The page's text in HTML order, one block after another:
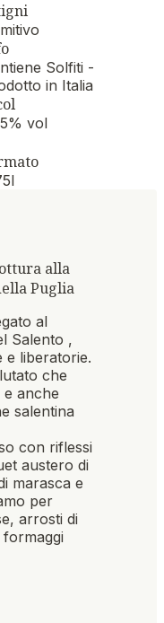
Solfiti -
in Italia
vol
alla
Puglia
al
Salento ,
e liberatorie.
che
e anche
salentina
con riflessi
austero di
marasca e
per
arrosti di